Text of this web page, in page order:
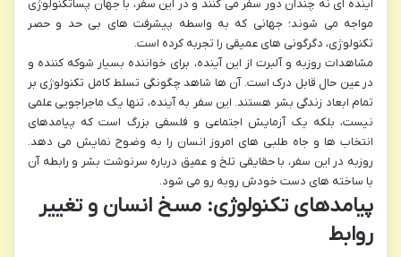
آینده ای نه چندان دور سفر می کنند و در این سفر، با جهان پساتکنولوژی
مواجه می شوند؛ جهانی که به واسطه پیشرفت های بی حد و حصر
تکنولوژی، دگرگونی های عمیقی را تجربه کرده است.
مشاهدات روزبه و آلبرت از این آینده، برای خواننده بسیار شوکه کننده و
در عین حال قابل درک است. آن ها شاهد چگونگی تسلط کامل تکنولوژی بر
تمام ابعاد زندگی بشر هستند. این سفر به آینده، تنها یک ماجراجویی علمی
نیست، بلکه یک آزمایش اجتماعی و فلسفی بزرگ است که پیامدهای
انتخاب ها و جاه طلبی های امروز انسان را به وضوح نمایش می دهد.
روزبه در این سفر، با حقایقی تلخ و عمیق درباره سرنوشت بشر و رابطه آن
با ساخته های دست خودش روبه رو می شود.
پیامدهای تکنولوژی: مسخ انسان و تغییر
روابط